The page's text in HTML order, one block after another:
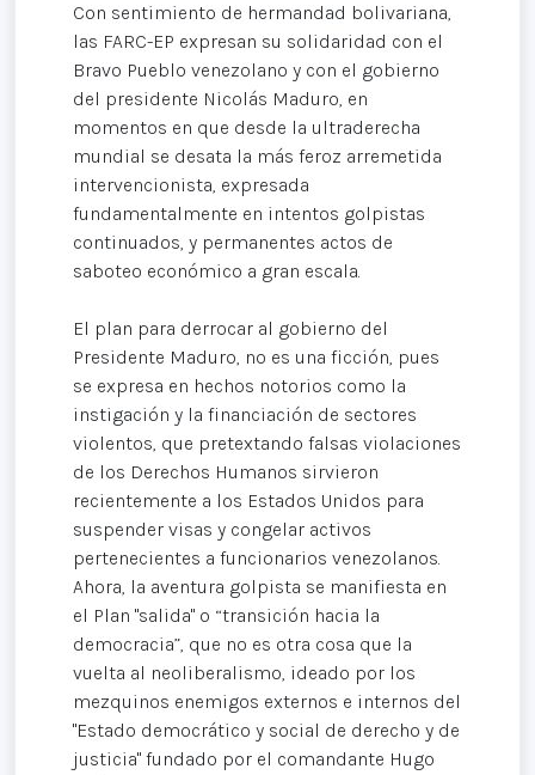
Con sentimiento de hermandad bolivariana,
las FARC-EP expresan su solidaridad con el
Bravo Pueblo venezolano y con el gobierno
del presidente Nicolás Maduro, en
momentos en que desde la ultraderecha
mundial se desata la más feroz arremetida
intervencionista, expresada
fundamentalmente en intentos golpistas
continuados, y permanentes actos de
saboteo económico a gran escala.
El plan para derrocar al gobierno del
Presidente Maduro, no es una ficción, pues
se expresa en hechos notorios como la
instigación y la financiación de sectores
violentos, que pretextando falsas violaciones
de los Derechos Humanos sirvieron
recientemente a los Estados Unidos para
suspender visas y congelar activos
pertenecientes a funcionarios venezolanos.
Ahora, la aventura golpista se manifiesta en
el Plan "salida" o “transición hacia la
democracia”, que no es otra cosa que la
vuelta al neoliberalismo, ideado por los
mezquinos enemigos externos e internos del
"Estado democrático y social de derecho y de
justicia" fundado por el comandante Hugo